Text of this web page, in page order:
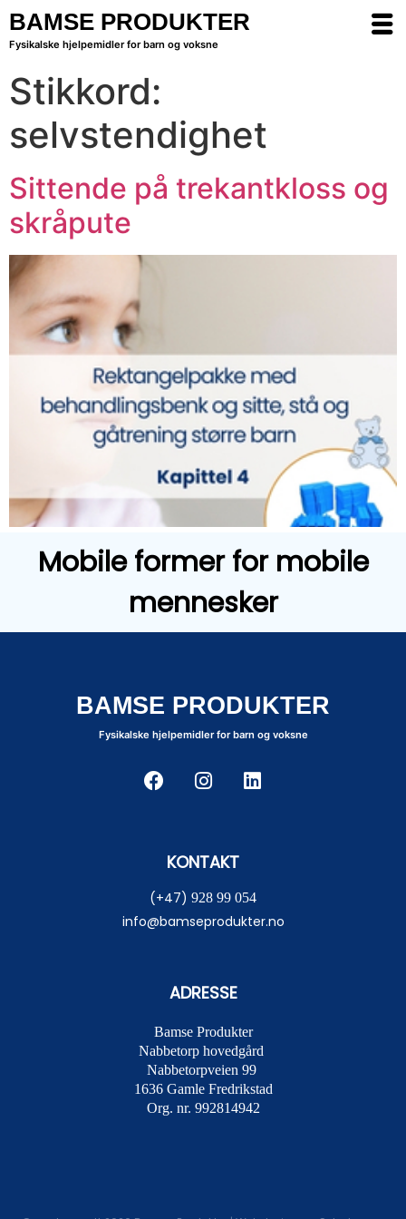
BAMSE PRODUKTER
Fysikalske hjelpemidler for barn og voksne
Stikkord:
selvstendighet
Sittende på trekantkloss og
skråpute
Mobile former for mobile
mennesker
BAMSE PRODUKTER
Fysikalske hjelpemidler for barn og voksne
KONTAKT
(+47) 928 99 054
info@bamseprodukter.no
ADRESSE
Bamse Produkter
Nabbetorp hovedgård
Nabbetorpveien 99
1636 Gamle Fredrikstad
Org. nr. 992814942